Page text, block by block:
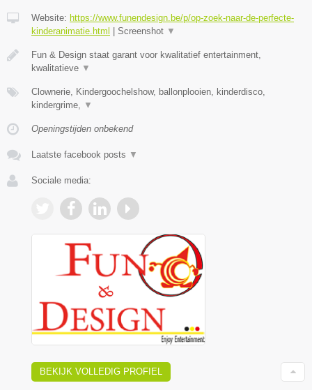
Website: https://www.funendesign.be/p/op-zoek-naar-de-perfecte-
kinderanimatie.html | Screenshot ▼
Fun & Design staat garant voor kwalitatief entertainment,
kwalitatieve ▼
Clownerie, Kindergoochelshow, ballonplooien, kinderdisco,
kindergrime,
▼
Openingstijden onbekend
Laatste facebook posts ▼
Sociale media:
BEKIJK VOLLEDIG PROFIEL